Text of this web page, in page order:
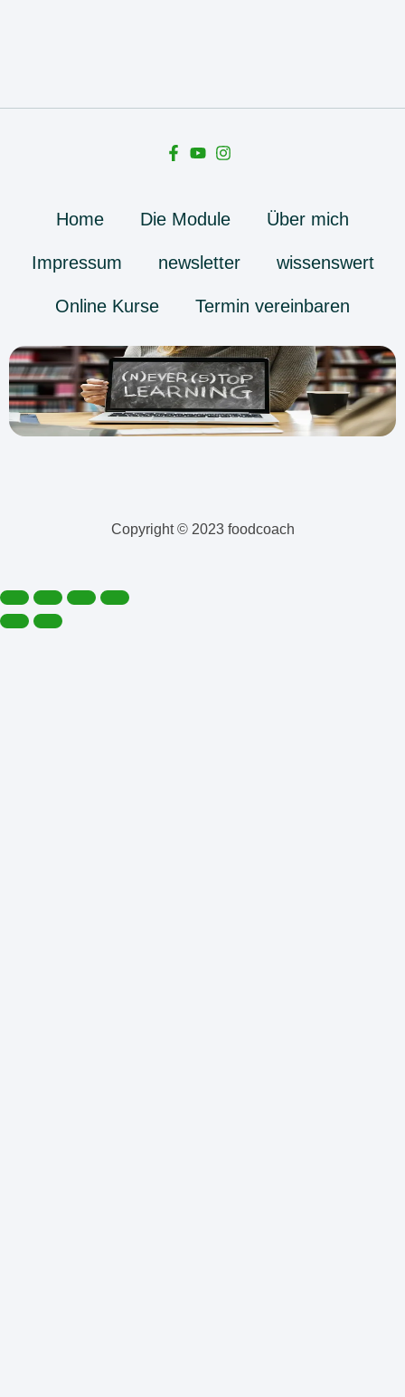
Home Die Module Über mich
Impressum newsletter wissenswert
Online Kurse Termin vereinbaren
Copyright © 2023 foodcoach